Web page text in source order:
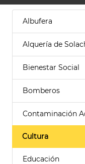
Albufera
Alquería de
Bienestar Social
Bomberos
Contaminación
Cultura
Educación